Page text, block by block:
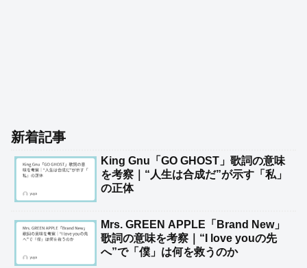
新着記事
King Gnu「GO GHOST」歌詞の意味
を考察｜“人生は合成だ”が示す「私」
の正体
Mrs. GREEN APPLE「Brand New」
歌詞の意味を考察｜“I love youの先
へ”で「僕」は何を救うのか